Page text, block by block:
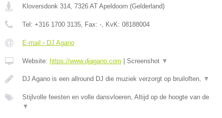
Kloversdonk 314, 7326 AT Apeldoorn (Gelderland)
Tel: +316 1700 3135, Fax: -, KvK: 08188004
E-mail › DJ Agano
Website: https://www.djagano.com Screenshot ▼
DJ Agano is een allround DJ die muziek verzorgt op bruiloften, ▼
Stijlvolle feesten en volle dansvloeren, Altijd op de hoogte van de
▼